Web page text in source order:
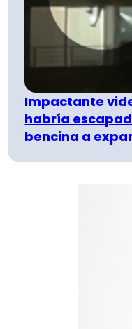
Impactante
habría
bencina a